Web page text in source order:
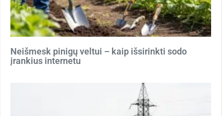
Neišmesk pinigų veltui – kaip išsirinkti sodo
įrankius internetu